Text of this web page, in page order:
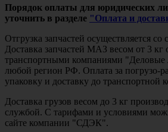
Порядок оплаты для юридических
уточнить в разделе "Оплата и
Отгрузка запчастей осуществляется со
Доставка запчастей МАЗ весом от 3 кг
транспортными компаниями
любой регион РФ. Оплата за погрузо-
упаковку и доставку до транспортной
Доставка грузов весом до 3 кг
службой. С тарифами и условиями
сайте компании "СДЭК".